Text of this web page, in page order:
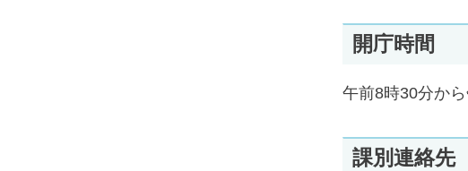
開庁時間
午前8時30分か
課別連絡先